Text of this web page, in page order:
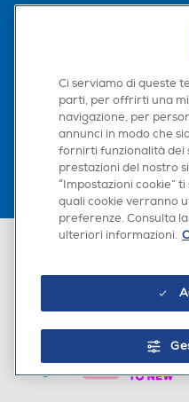
Scarica la nostra app
Euronics Italia SpA. Sede legale
Ci serviamo di queste
parti, per offrirti una
navigazione, per
annunci in modo che
fornirti funzionalità dei
prestazioni del nostro
“Impostazioni cookie”
quali cookie verranno
preferenze. Consulta
ulteriori informazioni.